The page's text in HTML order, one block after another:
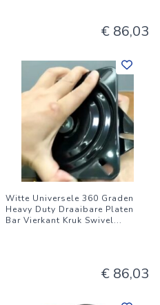
€ 86,03
Witte Universele 360 Graden
Heavy Duty Draaibare Platen
Bar Vierkant Kruk Swivel...
€ 86,03